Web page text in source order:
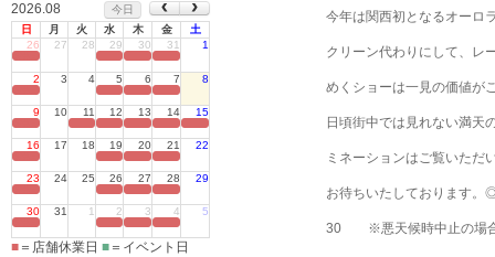
2026.08
今日
日
月 火 水 木 金
土
26
27 28 29 30 31 1
2 3 4 5 6 7 8
9 10 11 12 13 14 15
16 17 18 19 20 21 22
23 24 25 26 27 28 29
30 31 1 2 3 4 5
■ ＝店舗休業日 ■ ＝イベント日
今年は関西初となるオーロ
クリーン代わりにして、レ
めくショーは一見の価値が
日頃街中では見れない満天
ミネーションはご覧いただ
お待ちいたしております。 ◎
30 ※悪天候時中止の場